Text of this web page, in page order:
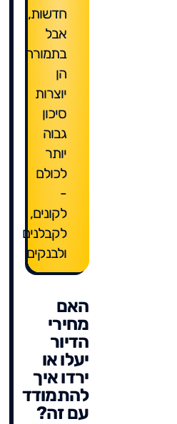
חדשות,
אבל
בתמורה
הן
יוצרות
סיכון
גבוה
יותר
לכולם
-
לקונים,
לקבלנים
ולבנקים
האם
מחירי
הדיור
יעלו או
ירדו איך
להתמודד
עם זה?